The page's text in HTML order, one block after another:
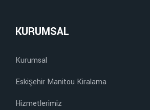
KURUMSAL
Kurumsal
Eskişehir Manitou Kiralama
Hizmetlerimiz